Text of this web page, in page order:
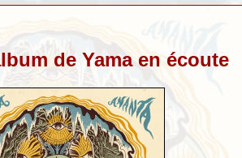
de Yama en écoute